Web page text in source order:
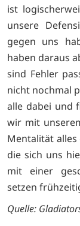
ist
unsere
gegen uns
haben daraus
sind Fehler
nicht nochmal
alle dabei und
wir mit
Mentalität alles
die sich uns
mit einer
setzen
Quelle: